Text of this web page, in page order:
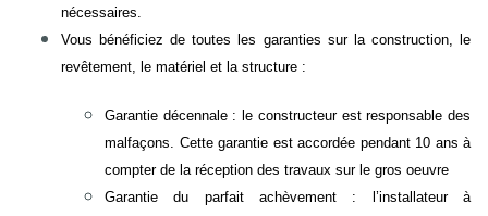
nécessaires.
Vous bénéficiez de toutes les garanties sur la construction, le
revêtement, le matériel et la structure :
Garantie décennale : le constructeur est responsable des
malfaçons. Cette garantie est accordée pendant 10 ans à
compter de la réception des travaux sur le gros oeuvre
Garantie du parfait achèvement : l’installateur à